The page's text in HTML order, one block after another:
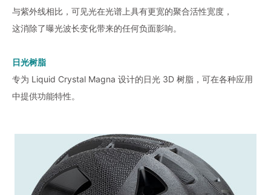
与紫外线相比，可见光在光谱上具有更宽的聚合活性宽度，
这消除了曝光波长变化带来的任何负面影响。
日光树脂
专为 Liquid Crystal Magna 设计的日光 3D 树脂，可在各种应用
中提供功能特性。